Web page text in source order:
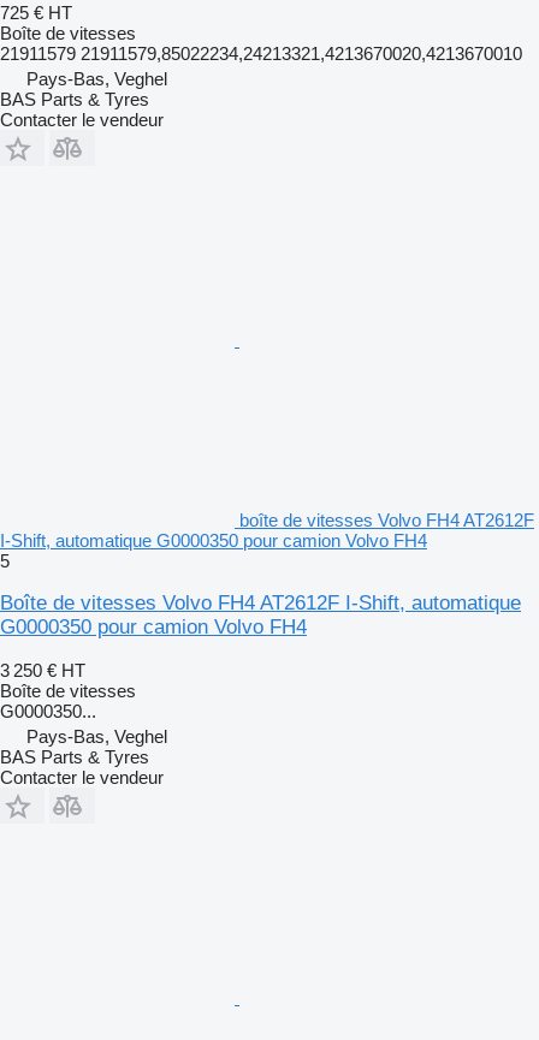
725 € HT
Boîte de vitesses
21911579 21911579,85022234,24213321,4213670020,4213670010
Pays-Bas, Veghel
BAS Parts & Tyres
Contacter le vendeur
boîte de vitesses Volvo FH4 AT2612F
I-Shift, automatique G0000350 pour camion Volvo FH4
5
Boîte de vitesses Volvo FH4 AT2612F I-Shift, automatique
G0000350 pour camion Volvo FH4
3 250 € HT
Boîte de vitesses
G0000350...
Pays-Bas, Veghel
BAS Parts & Tyres
Contacter le vendeur